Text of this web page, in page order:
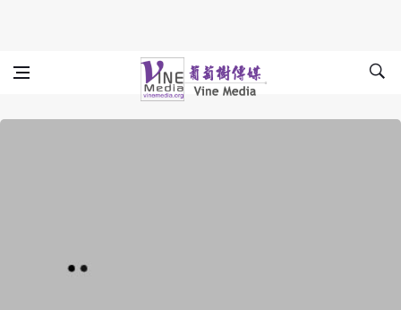
Vine Media
葡萄樹傳媒